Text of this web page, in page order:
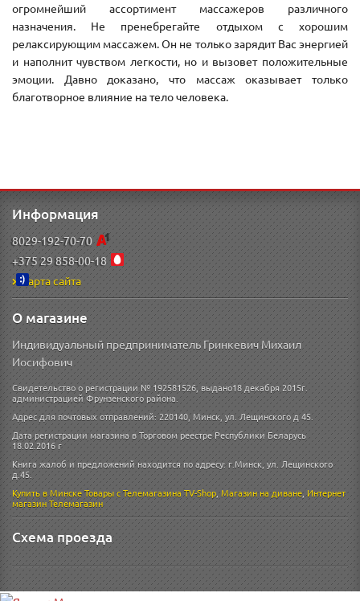
огромнейший ассортимент массажеров различного
назначения. Не пренебрегайте отдыхом с хорошим
релаксирующим массажем. Он не только зарядит Вас энергией
и наполнит чувством легкости, но и вызовет положительные
эмоции. Давно доказано, что массаж оказывает только
благотворное влияние на тело человека.
Информация
8029-192-70-70
+375 29 858-00-18
Карта сайта
О магазине
Индивидуальный предприниматель Гринкевич Михаил
Иосифович
Свидетельство о регистрации № 192581526, выдано18 декабря 2015г.
администрацией Фрунзенского района.
Адрес для почтовых отправлений: 220140, Минск, ул. Лещинского д 45.
Дата регистрации магазина в Торговом реестре Республики Беларусь
18.02.2016 г
Книга жалоб и предложений находится по адресу: г.Минск, ул. Лещинского
д.45.
Купить в МинскеТовары с Телемагазина TV-Shop,Магазин на диване,Интернет
магазинТелемагазин
Схема проезда